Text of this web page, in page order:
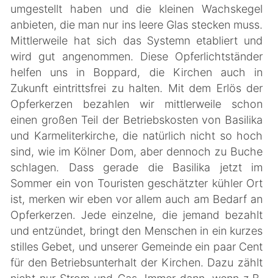
umgestellt haben und die kleinen Wachskegel
anbieten, die man nur ins leere Glas stecken muss.
Mittlerweile hat sich das Systemn etabliert und
wird gut angenommen. Diese Opferlichtständer
helfen uns in Boppard, die Kirchen auch in
Zukunft eintrittsfrei zu halten. Mit dem Erlös der
Opferkerzen bezahlen wir mittlerweile schon
einen großen Teil der Betriebskosten von Basilika
und Karmeliterkirche, die natürlich nicht so hoch
sind, wie im Kölner Dom, aber dennoch zu Buche
schlagen. Dass gerade die Basilika jetzt im
Sommer ein von Touristen geschätzter kühler Ort
ist, merken wir eben vor allem auch am Bedarf an
Opferkerzen. Jede einzelne, die jemand bezahlt
und entzündet, bringt den Menschen in ein kurzes
stilles Gebet, und unserer Gemeinde ein paar Cent
für den Betriebsunterhalt der Kirchen. Dazu zählt